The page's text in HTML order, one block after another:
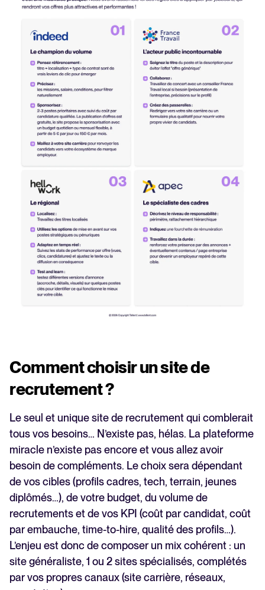
Comment choisir un site de
recrutement ?
Le seul et unique site de recrutement qui comblerait
tous vos besoins… N’existe pas, hélas. La plateforme
miracle n’existe pas encore et vous allez avoir
besoin de compléments. Le choix sera dépendant
de vos cibles (profils cadres, tech, terrain, jeunes
diplômés…), de votre budget, du volume de
recrutements et de vos KPI (coût par candidat, coût
par embauche, time-to-hire, qualité des profils…).
L’enjeu est donc de composer un mix cohérent : un
site généraliste, 1 ou 2 sites spécialisés, complétés
par vos propres canaux (site carrière, réseaux,